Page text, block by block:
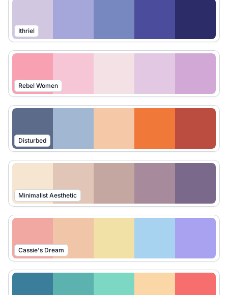
Ithriel
Rebel Women
Disturbed
Minimalist Aesthetic
Cassie's Dream